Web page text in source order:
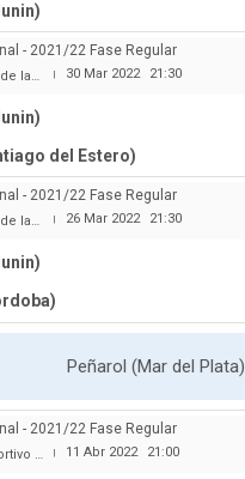
- 2021/22 Fase Regular
| 30 Mar 2022 21:30
del Estero)
- 2021/22 Fase Regular
| 26 Mar 2022 21:30
Peñarol (Mar del Plata)
- 2021/22 Fase Regular
Malvinas | 11 Abr 2022 21:00